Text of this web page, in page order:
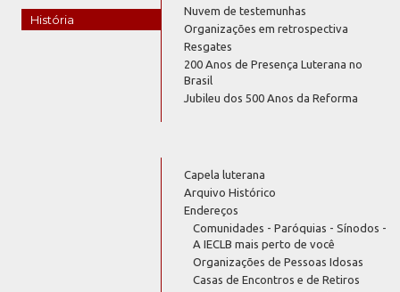
História
Nuvem de testemunhas
Organizações em retrospectiva
Resgates
200 Anos de Presença Luterana no
Brasil
Jubileu dos 500 Anos da Reforma
Capela luterana
Arquivo Histórico
Endereços
Comunidades - Paróquias - Sínodos -
A IECLB mais perto de você
Organizações de Pessoas Idosas
Casas de Encontros e de Retiros